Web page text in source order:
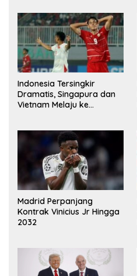
Indonesia Tersingkir
Dramatis, Singapura dan
Vietnam Melaju ke
Madrid Perpanjang
Kontrak Vinicius Jr Hingga
2032